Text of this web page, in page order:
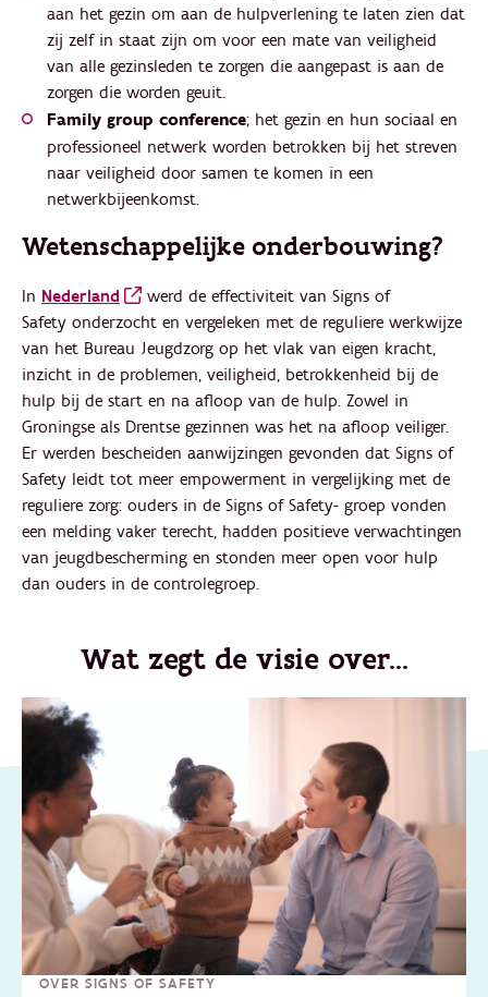
aan het gezin om aan de hulpverlening te laten zien dat
zij zelf in staat zijn om voor een mate van veiligheid
van alle gezinsleden te zorgen die aangepast is aan de
zorgen die worden geuit.
Family group conference; het gezin en hun sociaal en
professioneel netwerk worden betrokken bij het streven
naar veiligheid door samen te komen in een
netwerkbijeenkomst.
Wetenschappelijke onderbouwing?
In Nederland
werd de effectiviteit van Signs of
Safety onderzocht en vergeleken met de reguliere werkwijze
van het Bureau Jeugdzorg op het vlak van eigen kracht,
inzicht in de problemen, veiligheid, betrokkenheid bij de
hulp bij de start en na afloop van de hulp. Zowel in
Groningse als Drentse gezinnen was het na afloop veiliger.
Er werden bescheiden aanwijzingen gevonden dat Signs of
Safety leidt tot meer empowerment in vergelijking met de
reguliere zorg: ouders in de Signs of Safety- groep vonden
een melding vaker terecht, hadden positieve verwachtingen
van jeugdbescherming en stonden meer open voor hulp
dan ouders in de controlegroep.
Wat zegt de visie over...
OVER SIGNS OF SAFETY